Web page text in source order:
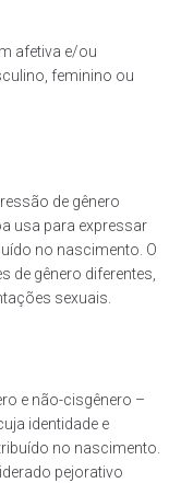
afetiva e/ou
feminino ou
de gênero
usa para expressar
no nascimento. O
de gênero diferentes,
sexuais.
e não-cisgênero –
identidade e
no nascimento.
pejorativo